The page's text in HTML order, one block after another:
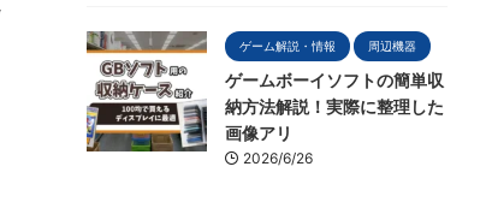
ゲーム解説・情報 周辺機器
ゲームボーイソフトの簡単収
納方法解説！実際に整理した
画像アリ
2026/6/26